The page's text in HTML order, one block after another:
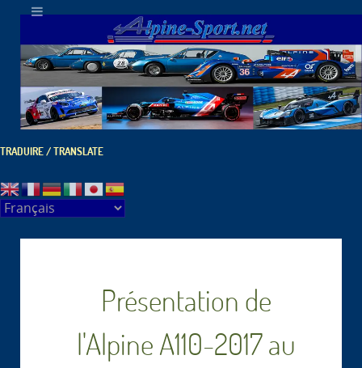
TRADUIRE / TRANSLATE
Présentation de
l'Alpine A110-2017 au